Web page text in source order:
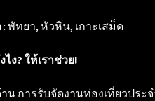
: พัทยา, หัวหิน, เกาะเสม็ด
ง? ให้เราช่วย!
น การรับจัดงานท่องเที่ยวปร